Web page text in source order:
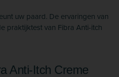
uw paard. De ervaringen van
praktijktest van Fibra Anti-itch
Anti-Itch Creme